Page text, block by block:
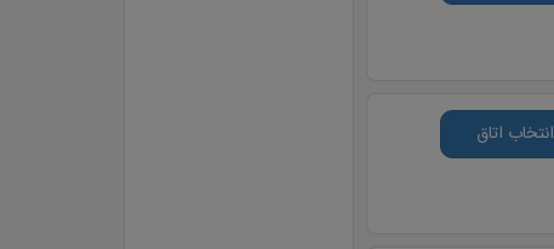
انتخاب اتاق